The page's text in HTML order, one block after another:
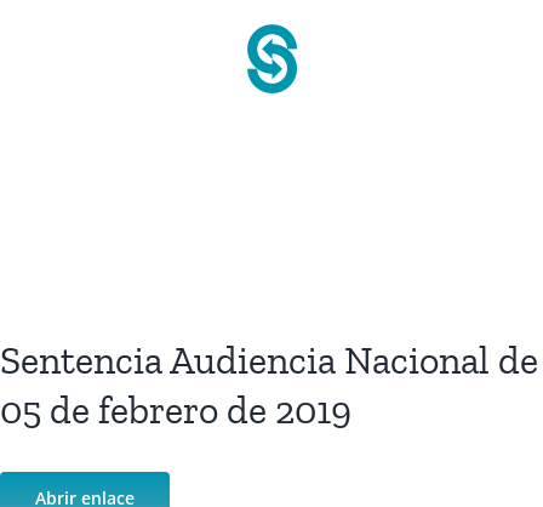
Sentencia Audiencia Nacional de
05 de febrero de 2019
Abrir enlace